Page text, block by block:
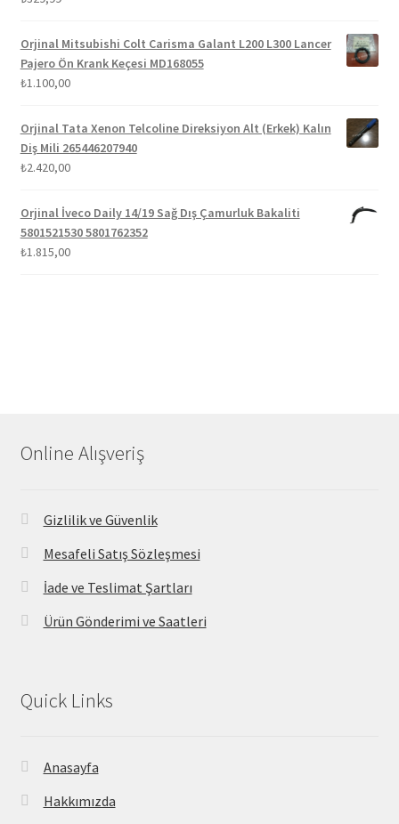
Orjinal Mitsubishi Colt Carisma Galant L200 L300 Lancer
Pajero Ön Krank Keçesi MD168055
₺1.100,00
Orjinal Tata Xenon Telcoline Direksiyon Alt (Erkek) Kalın
Diş Mili 265446207940
₺2.420,00
Orjinal İveco Daily 14/19 Sağ Dış Çamurluk Bakaliti
5801521530 5801762352
₺1.815,00
Online Alışveriş
Gizlilik ve Güvenlik
Mesafeli Satış Sözleşmesi
İade ve Teslimat Şartları
Ürün Gönderimi ve Saatleri
Quick Links
Anasayfa
Hakkımızda